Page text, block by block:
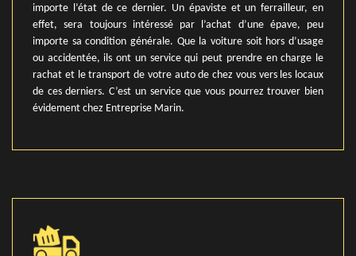
importe l’état de ce dernier. Un épaviste et un ferrailleur, en
effet, sera toujours intéressé par l’achat d’une épave, peu
importe sa condition générale. Que la voiture soit hors d’usage
ou accidentée, ils ont un service qui peut prendre en charge le
rachat et le transport de votre auto de chez vous vers les locaux
de ces derniers. C’est un service que vous pourrez trouver bien
évidement chez Entreprise Marin.